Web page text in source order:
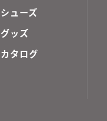
シューズ
グッズ
カタログ